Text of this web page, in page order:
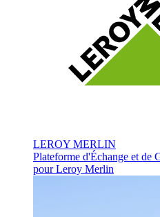
LEROY MERLIN
Plateforme d'Échange et de
pour Leroy Merlin